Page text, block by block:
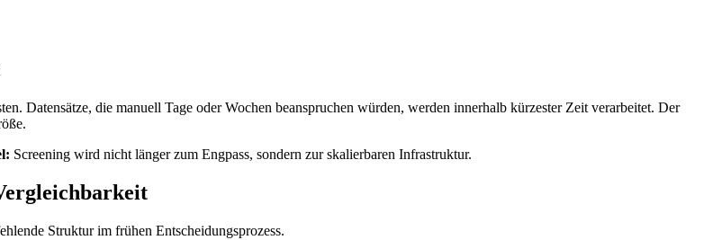
Datensätze, die manuell Tage oder Wochen beanspruchen würden, werden innerhalb kürzester Zeit verarbeitet. Der
Screening wird nicht länger zum Engpass, sondern zur skalierbaren Infrastruktur.
Struktur im frühen Entscheidungsprozess.